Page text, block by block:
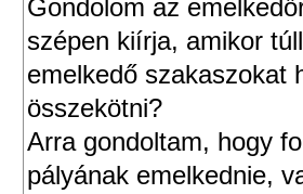
Gondolom az
szépen kiírja, amikor
emelkedő szakaszokat
összekötni?
Arra gondoltam, hogy
pályának emelkednie,